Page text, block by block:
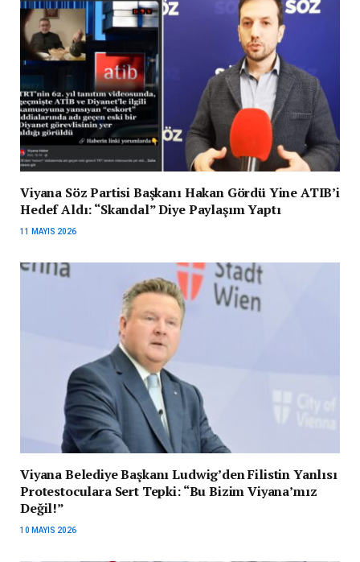
Viyana Söz Partisi Başkanı Hakan Gördü Yine ATIB’i
Hedef Aldı: “Skandal” Diye Paylaşım Yaptı
11 MAYIS 2026
Viyana Belediye Başkanı Ludwig’den Filistin Yanlısı
Protestoculara Sert Tepki: “Bu Bizim Viyana’mız
Değil!”
10 MAYIS 2026